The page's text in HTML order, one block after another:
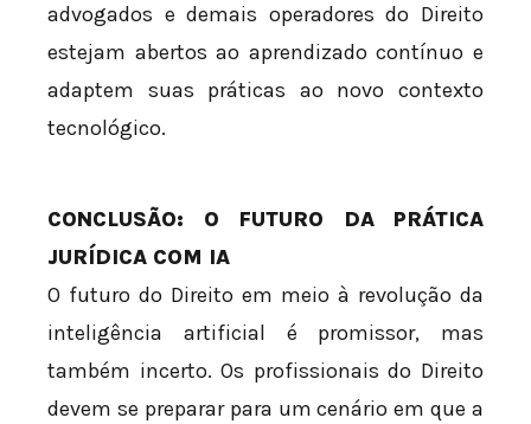
advogados e demais operadores do Direito
estejam abertos ao aprendizado contínuo e
adaptem suas práticas ao novo contexto
tecnológico.
CONCLUSÃO: O FUTURO DA PRÁTICA
JURÍDICA COM IA
O futuro do Direito em meio à revolução da
inteligência artificial é promissor, mas
também incerto. Os profissionais do Direito
devem se preparar para um cenário em que a